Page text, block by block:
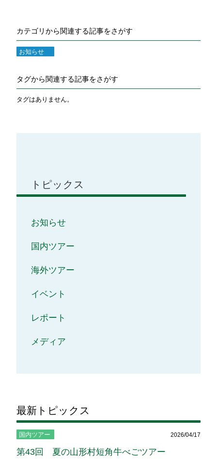
カテゴリから関連する記事をさがす
お知らせ
タグから関連する記事をさがす
タグはありません。
トピックス
お知らせ
国内ツアー
海外ツアー
イベント
レポート
メディア
最新トピックス
国内ツアー 2026/04/17
第43回 夏の山形村短角牛べごツアー